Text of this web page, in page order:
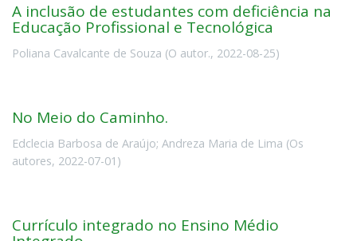
A inclusão de estudantes com deficiência na
Educação Profissional e Tecnológica
Poliana Cavalcante de Souza (O autor., 2022-08-25)
No Meio do Caminho.
Edclecia Barbosa de Araújo; Andreza Maria de Lima (Os
autores, 2022-07-01 )
Currículo integrado no Ensino Médio